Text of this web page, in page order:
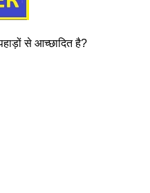
से आच्छादित है?